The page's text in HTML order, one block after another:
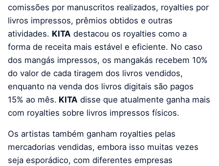
comissões por manuscritos realizados, royalties por
livros impressos, prêmios obtidos e outras
atividades. KITA destacou os royalties como a
forma de receita mais estável e eficiente. No caso
dos mangás impressos, os mangakás recebem 10%
do valor de cada tiragem dos livros vendidos,
enquanto na venda dos livros digitais são pagos
15% ao mês. KITA disse que atualmente ganha mais
com royalties sobre livros impressos físicos.
Os artistas também ganham royalties pelas
mercadorias vendidas, embora isso muitas vezes
seja esporádico, com diferentes empresas